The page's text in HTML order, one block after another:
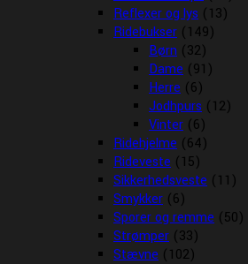
Reflexer og lys (13)
Ridebukser (149)
Børn (32)
Dame (91)
Herre (6)
Jodhpurs (12)
Vinter (6)
Ridehjelme (64)
Rideveste (15)
Sikkerhedsveste (11)
Smykker (6)
Sporer og remme (50)
Strømper (33)
Stævne (102)